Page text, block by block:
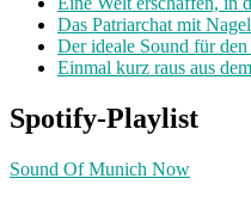
Das Patriarchat mit
Der ideale Sound für
Einmal kurz raus aus
Spotify-Playlist
Sound Of Munich Now